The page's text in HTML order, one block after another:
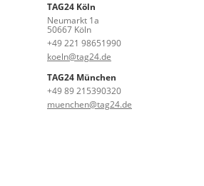
TAG24 Köln
Neumarkt 1a
50667 Köln
+49 221 98651990
koeln@tag24.de
TAG24 München
+49 89 215390320
muenchen@tag24.de